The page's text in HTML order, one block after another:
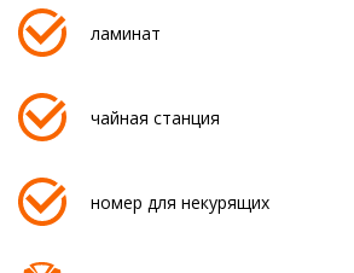
ламинат
чайная станция
номер для некурящих